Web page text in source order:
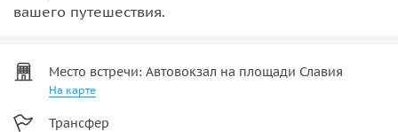
вашего путешествия.
Место встречи: Автовокзал на площади Славия
На карте
Трансфер